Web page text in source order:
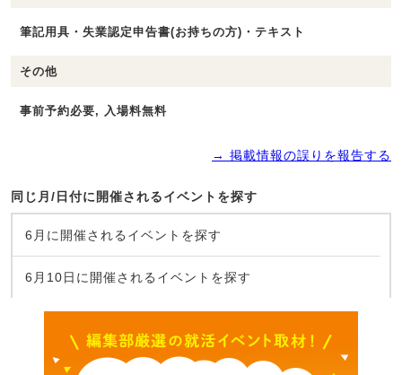
筆記用具・失業認定申告書(お持ちの方)・テキスト
その他
事前予約必要, 入場料無料
→ 掲載情報の誤りを報告する
同じ月/日付に開催されるイベントを探す
6月に開催されるイベントを探す
6月10日に開催されるイベントを探す